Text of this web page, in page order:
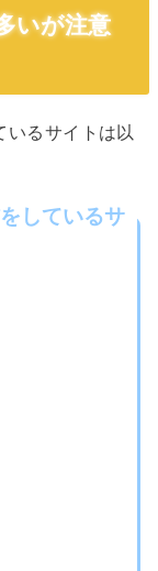
いが注意
いるサイトは以
しているサ